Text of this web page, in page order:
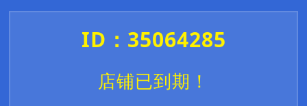
ID：35064285
店铺已到期！